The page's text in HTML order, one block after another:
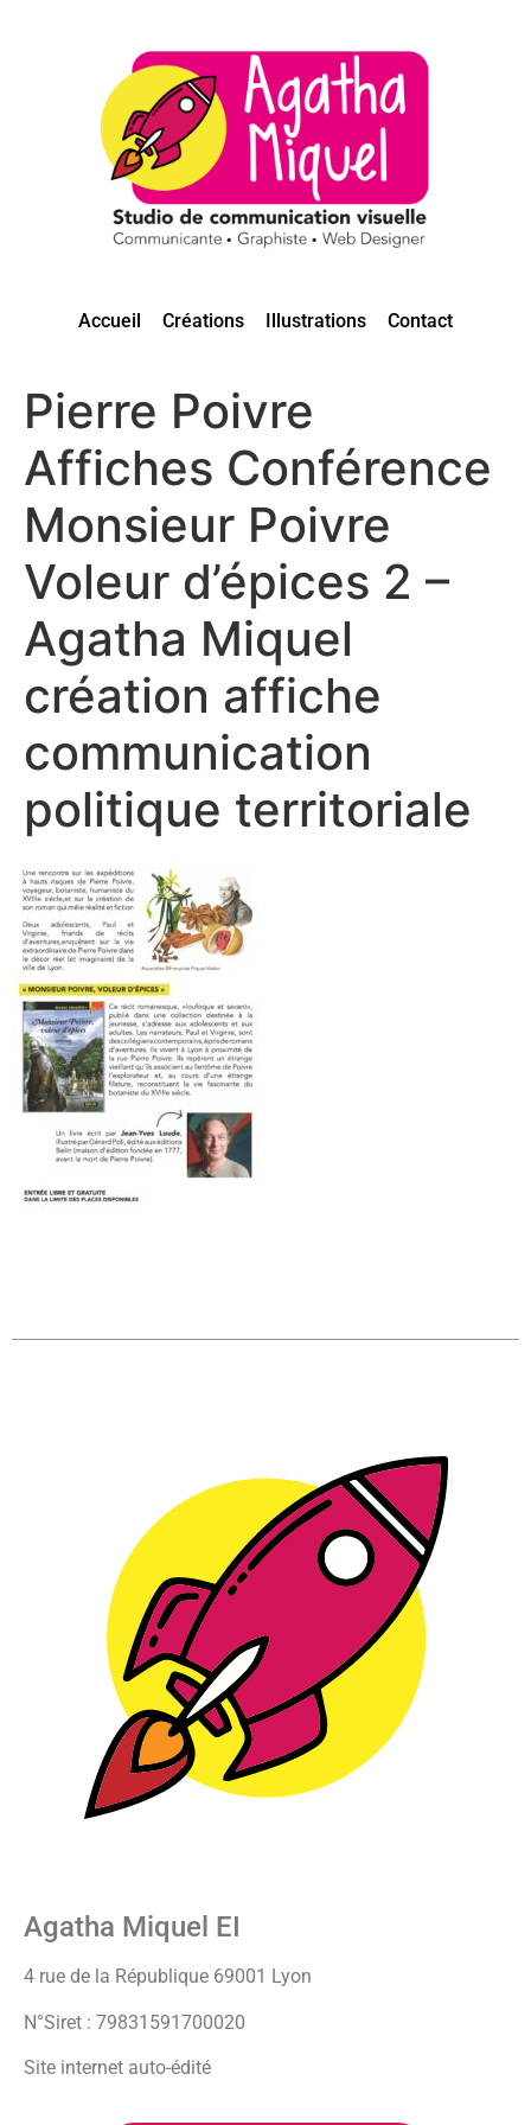
Accueil Créations Illustrations Contact
Pierre Poivre
Affiches Conférence
Monsieur Poivre
Voleur d’épices 2 –
Agatha Miquel
création affiche
communication
politique territoriale
Agatha Miquel EI
4 rue de la République 69001 Lyon
N°Siret : 79831591700020
Site internet auto-édité